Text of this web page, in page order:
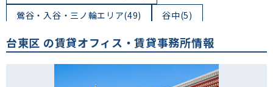
鶯谷・入谷・三ノ輪エリア(49)
谷中(5)
上野桜木(1)
根岸(16) 下谷(4)
上野(63)
東上野(50)
台東区 の賃貸オフィス・賃貸事務所情報